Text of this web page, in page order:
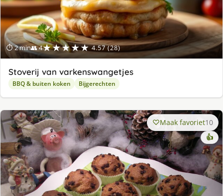
⏱ 2 min👥 4★★★★★ 4.57 (28)
Stoverij van varkenswangetjes
BBQ & buiten koken Bijgerechten
Maak favoriet10
👍